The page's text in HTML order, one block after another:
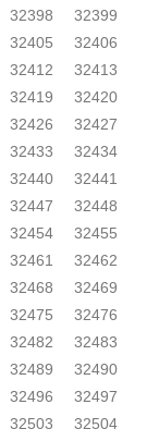
32398
32399
32405
32406
32412
32413
32419
32420
32426
32427
32433
32434
32440
32441
32447
32448
32454
32455
32461
32462
32468
32469
32475
32476
32482
32483
32489
32490
32496
32497
32503
32504